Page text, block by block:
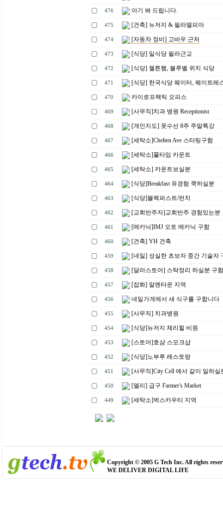
476 아기 봐 드립니다.
475 [건축] 뉴저지 & 필라델피아
474 [자동차 정비] 고바우 근처
473 [식당] 일식당 필라근교
472 [식당] 첼튼햄, 블루벨 위치 식당
471 [식당] 한국식당 웨이터, 웨이트레
470 카이로프랙틱 오피스
469 [사무직]치과 병원 Receptionist
468 [개인지도] 옷수선 8주 주말특강
467 [세탁소]Chelten Ave 스타팅구함
466 [세탁소]풀타임 카운트
465 [세탁소] 카운트보실분
464 [식당]Breakfast 유경험 쿡하실분
463 [식당]블렉퍼스트/런치
462 [교회반주자]교회반주 경험있는분
461 [메카닉]IMJ 오토 메카닉 구함
460 [건축] YH 건축
459 [네일] 성실한 초보자 중간 기술자
458 [달러스토어] 스탁정리 하실분 구함
457 [잡화] 알렌타운 지역
456 네일가게에서 새 식구를 구합니다
455 [사무직] 치과병원
454 [식당]뉴저지 체리힐 비원
453 [스토어]호샴 스모크샵
452 [식당]노부루 레스토랑
451 [사무직]City Cell 에서 같이 일하실
450 [델리] 급구 Farmer's Market
449 [세탁소]벅스카우티 지역
Copyright © 2005 G Tech Inc. All rights
WE DELIVER DIGITAL LIFE